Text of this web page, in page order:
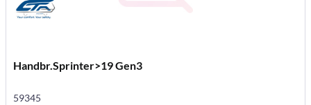
Handbr.Sprinter>19 Gen3
59345